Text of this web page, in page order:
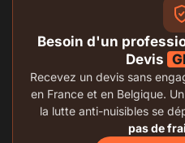
Besoin d'un
Devis
Recevez un devis sans
en France et en Belgique.
la lutte anti-nuisibles se
pas de